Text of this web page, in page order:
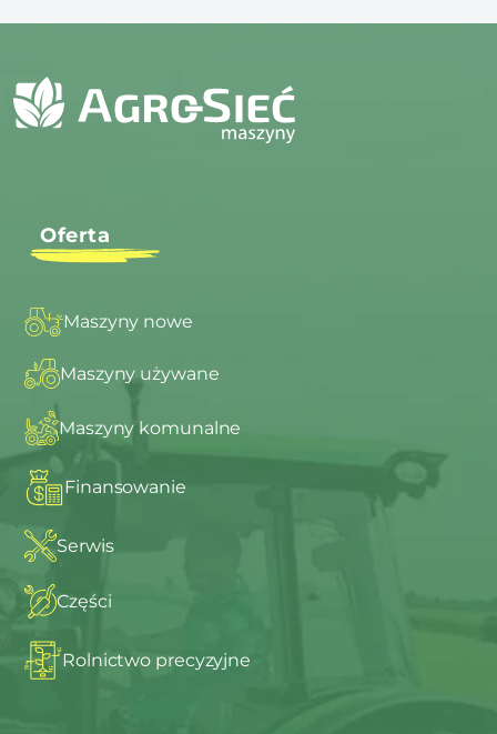
Oferta
Maszyny nowe
Maszyny używane
Maszyny komunalne
Finansowanie
Serwis
Części
Rolnictwo precyzyjne